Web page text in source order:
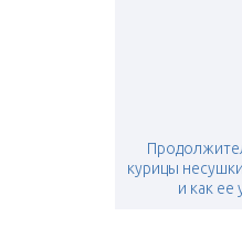
курицы
и как ее